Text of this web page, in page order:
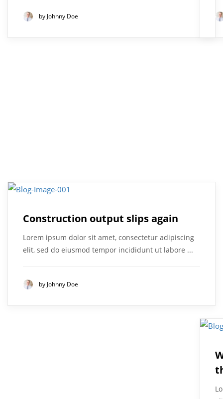
by Johnny Doe
Construction output slips again
Lorem ipsum dolor sit amet, consectetur adipiscing
elit, sed do eiusmod tempor incididunt ut labore ...
by Johnny Doe